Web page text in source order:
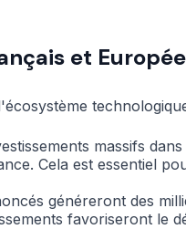
et
massifs
Cela est essentiel
généreront des
favoriseront le